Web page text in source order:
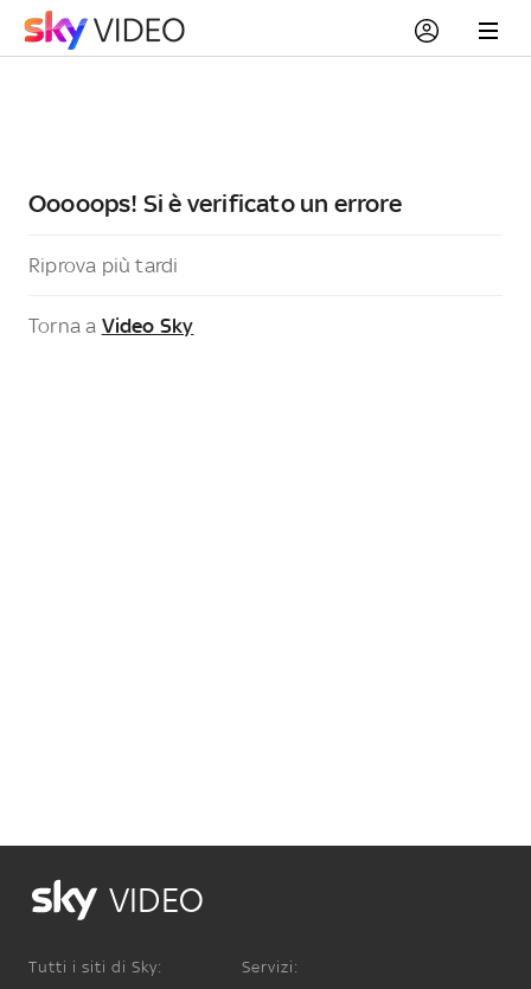
Ooooops! Si è verificato un errore
Riprova più tardi
Torna a Video Sky
VIDEO
Tutti i siti di Sky: Servizi: